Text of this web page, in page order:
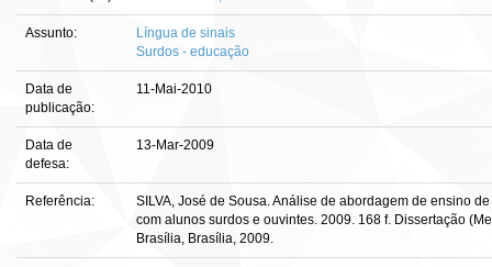
Assunto:
Língua de sinais
Surdos - educação
Data de
publicação:
11-Mai-2010
Data de
defesa:
13-Mar-2009
Referência:
SILVA, José de Sousa. Análise de abordagem de ensino
com alunos surdos e ouvintes. 2009. 168 f. Dissertação
Brasília, Brasília, 2009.